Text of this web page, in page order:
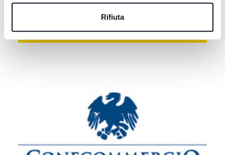
Rifiuta
CALCIO: Fiori riapre il capitolo Cesena, "Voglio
dimostrare il mio valore" | VIDEO